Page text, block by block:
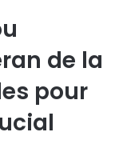
de la
pour